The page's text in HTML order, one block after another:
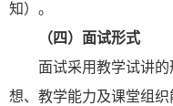
知）。
（四）面试形式
面试采用教学试讲的
想、教学能力及课堂组